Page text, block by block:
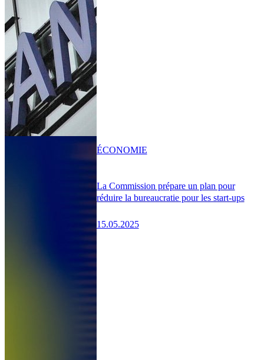
La Commission prépare un plan pour
réduire la bureaucratie pour les start-ups
15.05.2025
ÉCONOMIE